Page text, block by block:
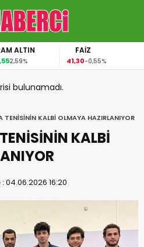
ALTIN
2,59%
FAİZ
41,30-0,55%
bulunamadı.
TENİSİNİN KALBİ OLMAYA HAZIRLANIYOR
KALBİ
:04.06.2026 16:20